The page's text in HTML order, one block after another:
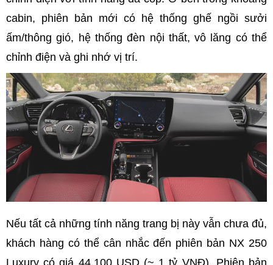
cabin, phiên bản mới có hệ thống ghế ngồi sưởi
ấm/thông gió, hệ thống đèn nội thất, vô lăng có thể
chỉnh điện và ghi nhớ vị trí.
Nếu tất cả những tính năng trang bị này vẫn chưa đủ,
khách hàng có thể cân nhắc đến phiên bản NX 250
Luxury có giá 44.100 USD (~ 1 tỷ VNĐ). Phiên bản